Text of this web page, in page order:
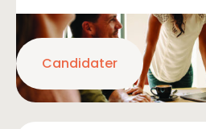
Candidater